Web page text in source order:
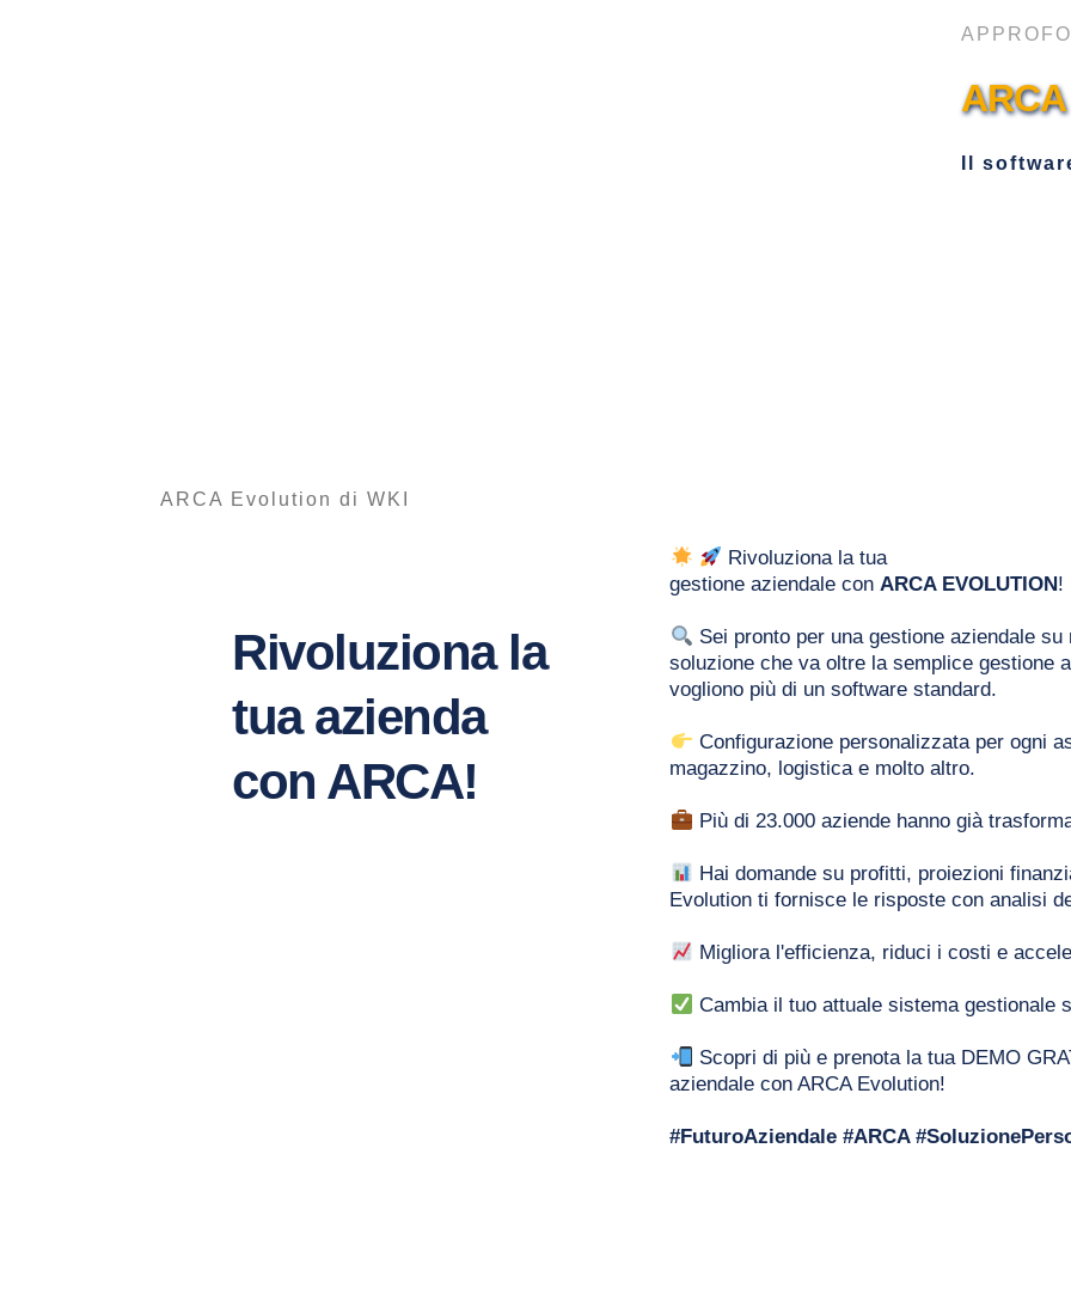
Il
ARCA Evolution di WKI
Rivoluziona la
tua azienda
con ARCA!
Rivoluziona la tua
gestione aziendale con ARCA EVOLUTION!
Sei pronto per una gestione aziendale
soluzione che va oltre la semplice gestione
vogliono più di un software standard.
Configurazione personalizzata per ogni
magazzino, logistica e molto altro.
Più di 23.000 aziende hanno già
Hai domande su profitti, proiezioni
Evolution ti fornisce le risposte con analisi
Migliora l'efficienza, riduci i costi e
Cambia il tuo attuale sistema gestionale
Scopri di più e prenota la tua DEMO
aziendale con ARCA Evolution!
#FuturoAziendale #ARCA